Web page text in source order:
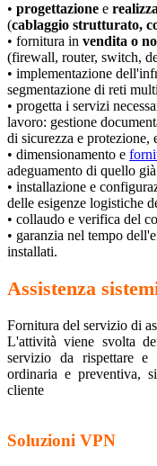
• progettazione e
(cablaggio strutturato,
• fornitura in vendita o
(firewall, router, switch,
• implementazione
segmentazione di reti
• progetta i servizi
lavoro: gestione
di sicurezza e protezione,
• dimensionamento e
adeguamento di quello
• installazione e
delle esigenze logistiche
• collaudo e verifica del
• garanzia nel tempo
installati.
Assistenza
Fornitura del servizio di
L'attività viene svolta
servizio da rispettare e
ordinaria e preventiva,
cliente
Soluzioni VPN